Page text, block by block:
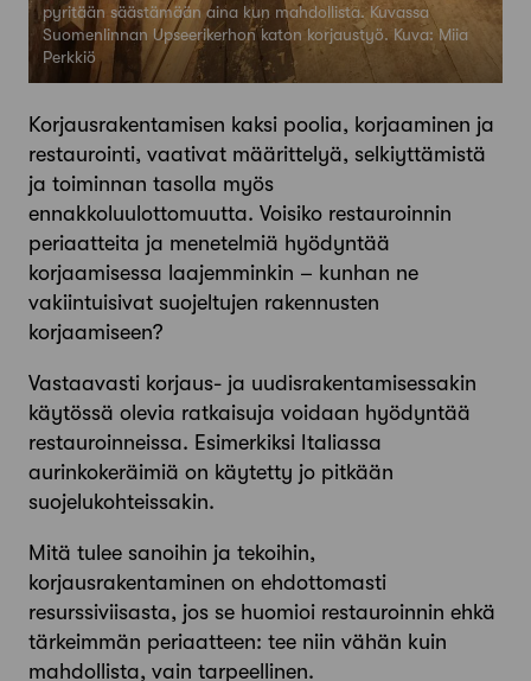
pyritään säästämään aina kun mahdollista. Kuvassa
Suomenlinnan Upseerikerhon katon korjaustyö. Kuva: Miia
Perkkiö
Korjausrakentamisen kaksi poolia, korjaaminen ja
restaurointi, vaativat määrittelyä, selkiyttämistä
ja toiminnan tasolla myös
ennakkoluulottomuutta. Voisiko restauroinnin
periaatteita ja menetelmiä hyödyntää
korjaamisessa laajemminkin – kunhan ne
vakiintuisivat suojeltujen rakennusten
korjaamiseen?
Vastaavasti korjaus- ja uudisrakentamisessakin
käytössä olevia ratkaisuja voidaan hyödyntää
restauroinneissa. Esimerkiksi Italiassa
aurinkokeräimiä on käytetty jo pitkään
suojelukohteissakin.
Mitä tulee sanoihin ja tekoihin,
korjausrakentaminen on ehdottomasti
resurssiviisasta, jos se huomioi restauroinnin ehkä
tärkeimmän periaatteen: tee niin vähän kuin
mahdollista, vain tarpeellinen.